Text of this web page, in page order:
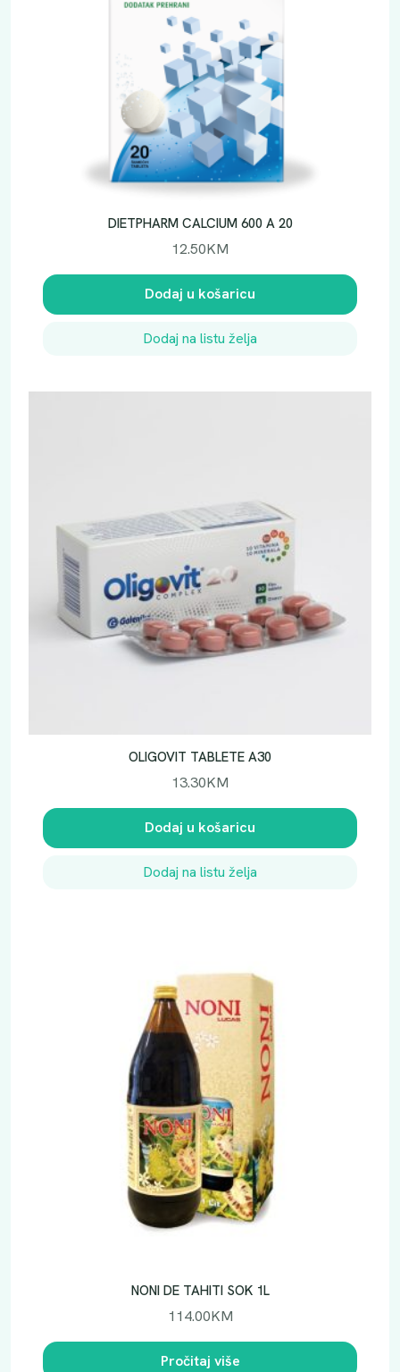
DIETPHARM CALCIUM 600 A 20
12.50KM
Dodaj u košaricu
Dodaj na listu želja
OLIGOVIT TABLETE A30
13.30KM
Dodaj u košaricu
Dodaj na listu želja
NONI DE TAHITI SOK 1L
114.00KM
Pročitaj više